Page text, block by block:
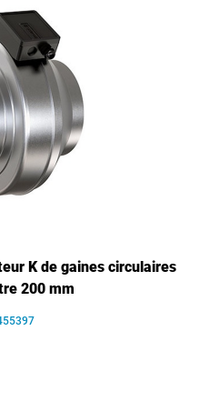
K de gaines circulaires
200 mm